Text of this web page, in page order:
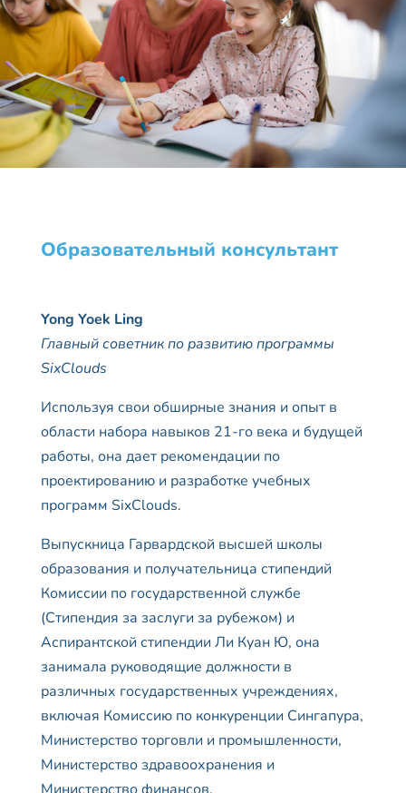
Образовательный консультант
Yong Yoek Ling
Главный советник по развитию программы
SixClouds
Используя свои обширные знания и опыт в
области набора навыков 21-го века и будущей
работы, она дает рекомендации по
проектированию и разработке учебных
программ SixClouds.
Выпускница Гарвардской высшей школы
образования и получательница стипендий
Комиссии по государственной службе
(Стипендия за заслуги за рубежом) и
Аспирантской стипендии Ли Куан Ю, она
занимала руководящие должности в
различных государственных учреждениях,
включая Комиссию по конкуренции Сингапура,
Министерство торговли и промышленности,
Министерство здравоохранения и